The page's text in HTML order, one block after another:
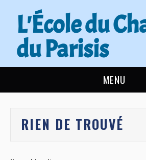
L'École du
du Parisis
MENU
ACTUALITÉS
RIEN DE TROUVÉ